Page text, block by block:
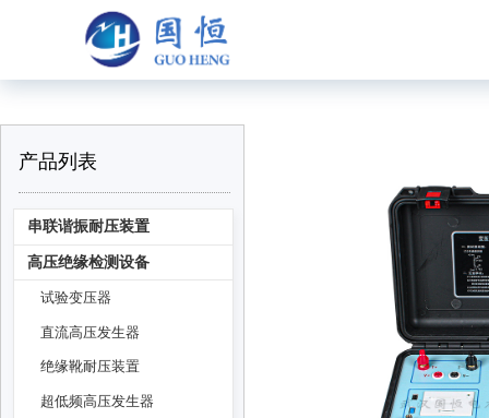
产品列表
串联谐振耐压装置
高压绝缘检测设备
试验变压器
直流高压发生器
绝缘靴耐压装置
超低频高压发生器